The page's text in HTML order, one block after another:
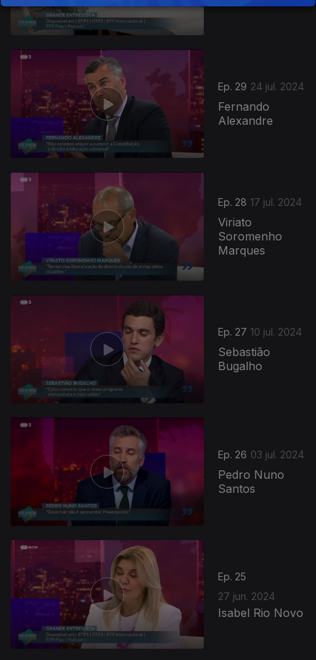
Ep. 29 24 jul. 2024
Fernando
Alexandre
Ep. 28 17 jul. 2024
Viriato
Soromenho
Marques
784120
Ep. 27 10 jul. 2024
Sebastião
Bugalho
Ep. 26 03 jul. 2024
Pedro Nuno
Santos
Ep. 25
27 jun. 2024
Isabel Rio Novo